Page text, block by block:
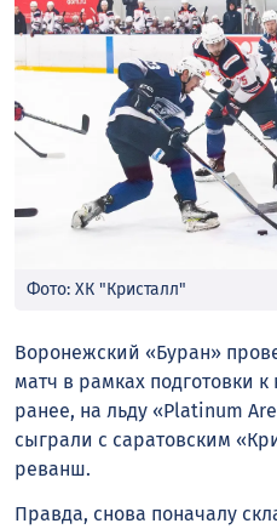
Фото: ХК "Кристалл"
Воронежский «Буран»
матч в рамках подготовки
ранее, на льду «Platinum
сыграли с саратовским
реванш.
Правда, снова поначалу